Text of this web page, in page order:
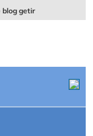
blog getir